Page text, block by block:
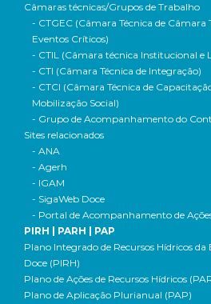
Câmaras técnicas/Grupos de Trabalho
- CTGEC (Câmara Técnica de Câmara
Eventos Críticos)
- CTIL (Câmara técnica Institucional e
- CTI (Câmara Técnica de Integração)
- CTCI (Câmara Técnica de
Mobilização Social)
- Grupo de Acompanhamento do
Sites relacionados
- ANA
- Agerh
- IGAM
- SigaWeb Doce
- Portal de Acompanhamento de
PIRH | PARH | PAP
Plano Integrado de Recursos Hídricos
Doce (PIRH)
Plano de Ações de Recursos Hídricos
Plano de Aplicação Plurianual (PAP)